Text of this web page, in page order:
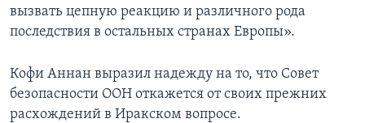
вызвать цепную реакцию и различного рода
последствия в остальных странах Европы».
Кофи Аннан выразил надежду на то, что Совет
безопасности ООН откажется от своих прежних
расхождений в Иракском вопросе.